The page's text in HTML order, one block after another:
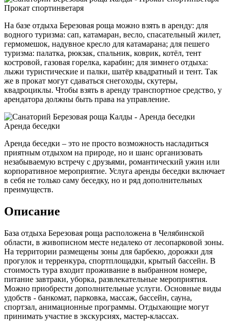
Прокат спортинветаря
На базе отдыха Березовая роща можно взять в аренду: для
водного туризма: сап, катамаран, весло, спасательный жилет,
гермомешок, надувное кресло для катамарана; для пешего
туризма: палатка, рюкзак, спальник, коврик, котёл, тент
костровой, газовая горелка, карабин; для зимнего отдыха:
лыжи туристические и палки, шатёр квадратный и тент. Так
же в прокат могут сдаваться снегоходы, скутеры,
квадроциклы. Чтобы взять в аренду транспортное средство, у
арендатора должны быть права на управление.
Аренда беседки
Аренда беседки – это не просто возможность насладиться
приятным отдыхом на природе, но и шанс организовать
незабываемую встречу с друзьями, романтический ужин или
корпоративное мероприятие. Услуга аренды беседки включает
в себя не только саму беседку, но и ряд дополнительных
преимуществ.
Описание
База отдыха Березовая роща расположена в Челябинской
области, в живописном месте недалеко от лесопарковой зоны.
На территории размещены зоны для барбекю, дорожки для
прогулок и терренкура, спортплощадки, крытый бассейн. В
стоимость тура входит проживание в выбранном номере,
питание завтраки, уборка, развлекательные мероприятия.
Можно приобрести дополнительные услуги. Основные виды
удобств - банкомат, парковка, массаж, бассейн, сауна,
спортзал, анимационные программы. Отдыхающие могут
принимать участие в экскурсиях, мастер-классах.